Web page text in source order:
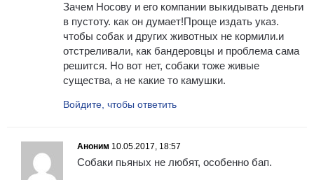
Зачем Носову и его компании выкидывать деньги
в пустоту. как он думает!Проще издать указ.
чтобы собак и других животных не кормили.и
отстреливали, как бандеровцы и проблема сама
решится. Но вот нет, собаки тоже живые
существа, а не какие то камушки.
Войдите, чтобы ответить
Аноним 10.05.2017, 18:57
Собаки пьяных не любят, особенно бап.